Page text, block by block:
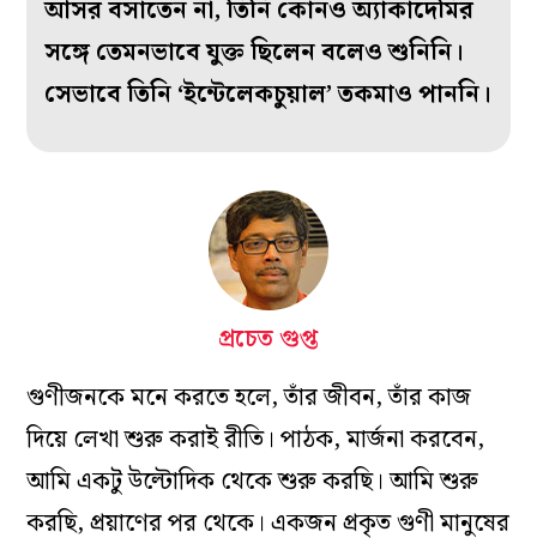
আসর বসাতেন না, তিনি কোনও অ্যাকাদেমির
সঙ্গে তেমনভাবে যুক্ত ছিলেন বলেও শুনিনি।
সেভাবে তিনি ‘‌ইন্টেলেকচুয়াল’ তকমাও পাননি।
প্রচেত গুপ্ত
গুণীজনকে মনে করতে হলে, তাঁর জীবন, তাঁর কাজ
দিয়ে লেখা শুরু করাই রীতি। পাঠক, মার্জনা করবেন,
আমি একটু উল্টোদিক থেকে শুরু করছি। আমি শুরু
করছি, প্রয়াণের পর থেকে। একজন প্রকৃত গুণী মানুষের